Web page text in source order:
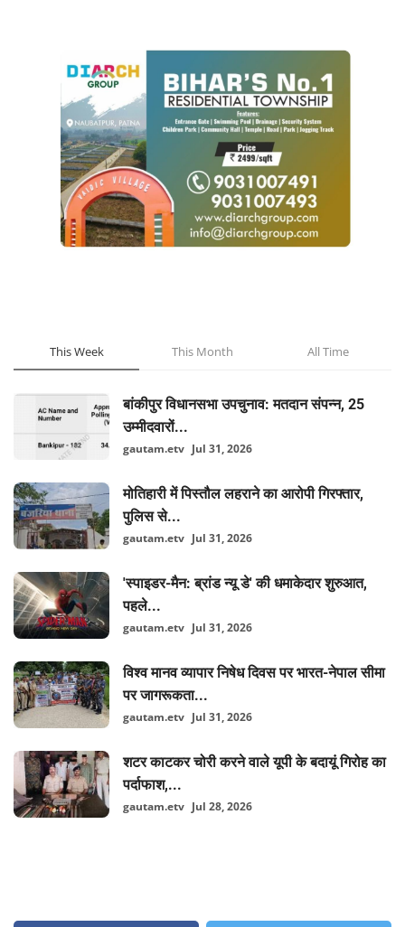
This Week This Month All Time
बांकीपुर विधानसभा उपचुनाव: मतदान संपन्न, 25
उम्मीदवारों...
gautam.etv Jul 31, 2026
मोतिहारी में पिस्तौल लहराने का आरोपी गिरफ्तार,
पुलिस से...
gautam.etv Jul 31, 2026
'स्पाइडर-मैन: ब्रांड न्यू डे' की धमाकेदार शुरुआत,
पहले...
gautam.etv Jul 31, 2026
विश्व मानव व्यापार निषेध दिवस पर भारत-नेपाल सीमा
पर जागरूकता...
gautam.etv Jul 31, 2026
शटर काटकर चोरी करने वाले यूपी के बदायूं गिरोह का
पर्दाफाश,...
gautam.etv Jul 28, 2026